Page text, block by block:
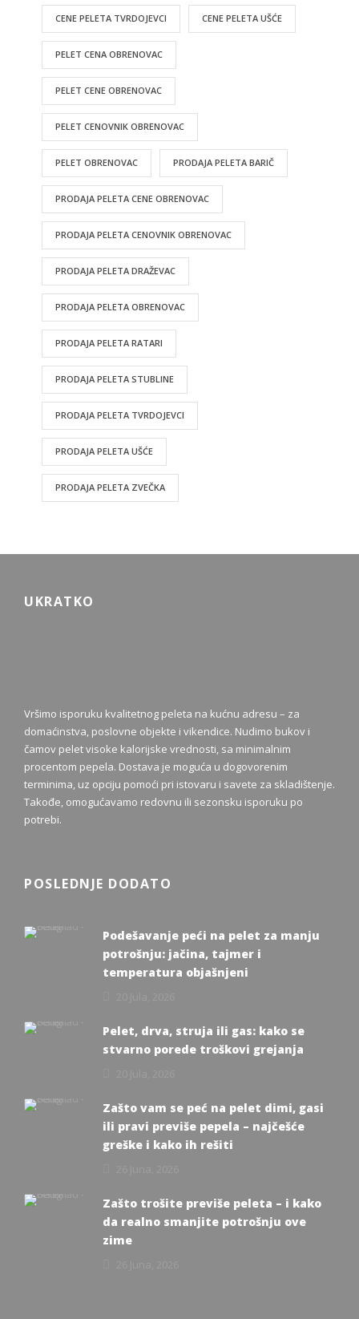
CENE PELETA TVRDOJEVCI CENE PELETA UŠĆE
PELET CENA OBRENOVAC
PELET CENE OBRENOVAC
PELET CENOVNIK OBRENOVAC
PELET OBRENOVAC PRODAJA PELETA BARIČ
PRODAJA PELETA CENE OBRENOVAC
PRODAJA PELETA CENOVNIK OBRENOVAC
PRODAJA PELETA DRAŽEVAC
PRODAJA PELETA OBRENOVAC
PRODAJA PELETA RATARI
PRODAJA PELETA STUBLINE
PRODAJA PELETA TVRDOJEVCI
PRODAJA PELETA UŠĆE
PRODAJA PELETA ZVEČKA
UKRATKO
Vršimo isporuku kvalitetnog peleta na kućnu adresu – za
domaćinstva, poslovne objekte i vikendice. Nudimo bukov i
čamov pelet visoke kalorijske vrednosti, sa minimalnim
procentom pepela. Dostava je moguća u dogovorenim
terminima, uz opciju pomoći pri istovaru i savete za skladištenje.
Takođe, omogućavamo redovnu ili sezonsku isporuku po
potrebi.
POSLEDNJE DODATO
Podešavanje peći na pelet za manju
potrošnju: jačina, tajmer i
temperatura objašnjeni
Pelet, drva, struja ili gas: kako se
stvarno porede troškovi grejanja
Zašto vam se peć na pelet dimi, gasi
ili pravi previše pepela – najčešće
greške i kako ih rešiti
Zašto trošite previše peleta – i kako
da realno smanjite potrošnju ove
zime